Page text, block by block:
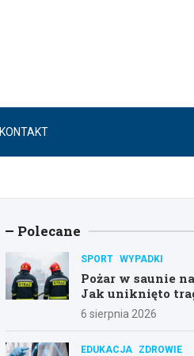
KONTAKT
Polecane
SPORT WYPADKI
Pożar w saunie
Jak uniknięto
6 sierpnia 2026
EDUKACJA ZDROWIE